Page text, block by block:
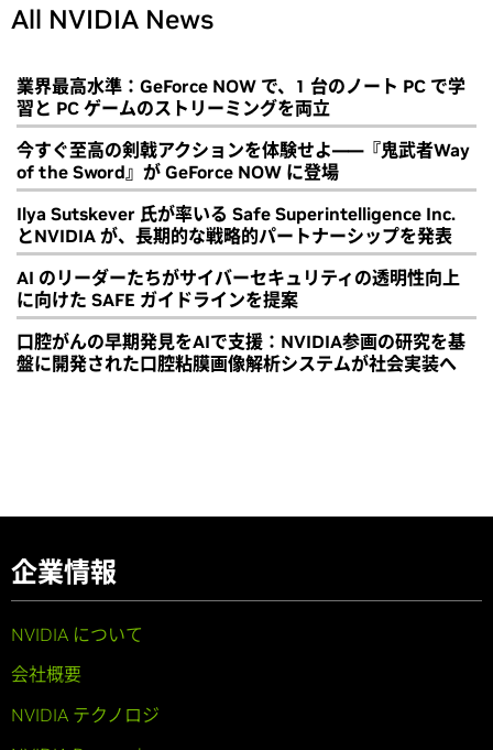
All NVIDIA News
業界最高水準：GeForce NOW で、1 台のノート PC で学
習と PC ゲームのストリーミングを両立
今すぐ至高の剣戟アクションを体験せよ――『鬼武者Way
of the Sword』が GeForce NOW に登場
Ilya Sutskever 氏が率いる Safe Superintelligence Inc.
とNVIDIA が、長期的な戦略的パートナーシップを発表
AI のリーダーたちがサイバーセキュリティの透明性向上
に向けた SAFE ガイドラインを提案
口腔がんの早期発見をAIで支援：NVIDIA参画の研究を基
盤に開発された口腔粘膜画像解析システムが社会実装へ
企業情報
NVIDIA について
会社概要
NVIDIA テクノロジ